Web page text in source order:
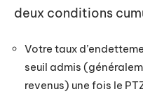
deux conditions
Votre taux
seuil admis
revenus) une fois le